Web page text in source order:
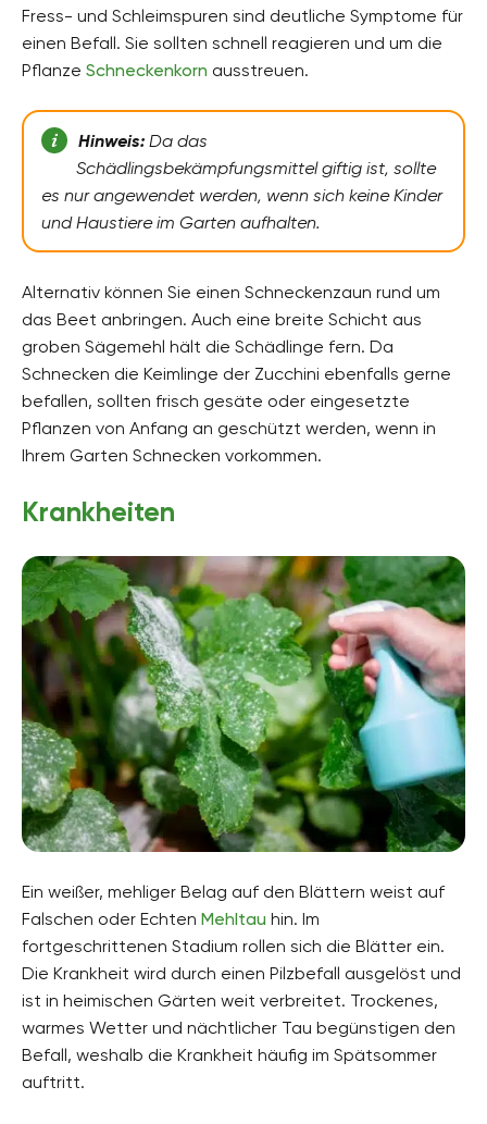
Fress- und Schleimspuren sind deutliche Symptome für
einen Befall. Sie sollten schnell reagieren und um die
Pflanze Schneckenkorn ausstreuen.
Hinweis:Da das
Schädlingsbekämpfungsmittel giftig ist, sollte
es nur angewendet werden, wenn sich keine Kinder
und Haustiere im Garten aufhalten.
Alternativ können Sie einen Schneckenzaun rund um
das Beet anbringen. Auch eine breite Schicht aus
groben Sägemehl hält die Schädlinge fern. Da
Schnecken die Keimlinge der Zucchini ebenfalls gerne
befallen, sollten frisch gesäte oder eingesetzte
Pflanzen von Anfang an geschützt werden, wenn in
Ihrem Garten Schnecken vorkommen.
Krankheiten
Ein weißer, mehliger Belag auf den Blättern weist auf
Falschen oder Echten Mehltau hin. Im
fortgeschrittenen Stadium rollen sich die Blätter ein.
Die Krankheit wird durch einen Pilzbefall ausgelöst und
ist in heimischen Gärten weit verbreitet. Trockenes,
warmes Wetter und nächtlicher Tau begünstigen den
Befall, weshalb die Krankheit häufig im Spätsommer
auftritt.